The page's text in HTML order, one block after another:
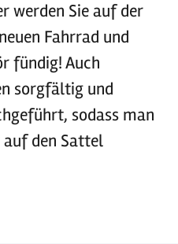
werden Sie auf der
Fahrrad und
fündig! Auch
sorgfältig und
sodass man
auf den Sattel